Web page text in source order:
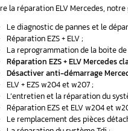
Classe A
Mercedes
Classe C (
Mercedes
Coupé
Classe E
Mercedes
CLS (W219)
Classe GLK